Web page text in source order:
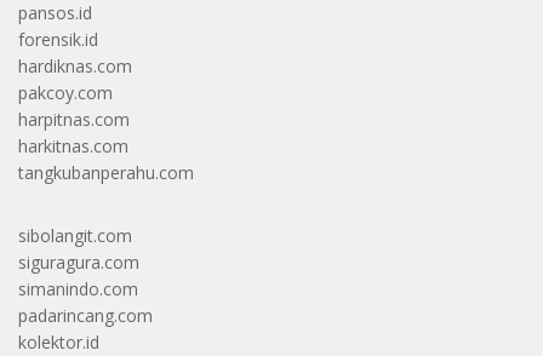
pansos.id
forensik.id
hardiknas.com
pakcoy.com
harpitnas.com
harkitnas.com
tangkubanperahu.com
sibolangit.com
siguragura.com
simanindo.com
padarincang.com
kolektor.id